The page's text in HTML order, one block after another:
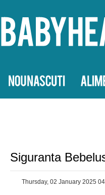
Siguranta
Thursday, 02 January 2025